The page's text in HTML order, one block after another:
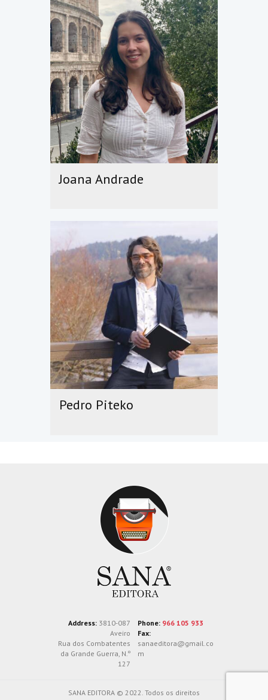
Joana Andrade
Pedro Piteko
Phone: 966 105 933
Fax:
sanaeditora@gmail.co
m
Address: 3810-087
Aveiro
Rua dos Combatentes
da Grande Guerra, N.º
127
SANA EDITORA © 2022. Todos os direitos